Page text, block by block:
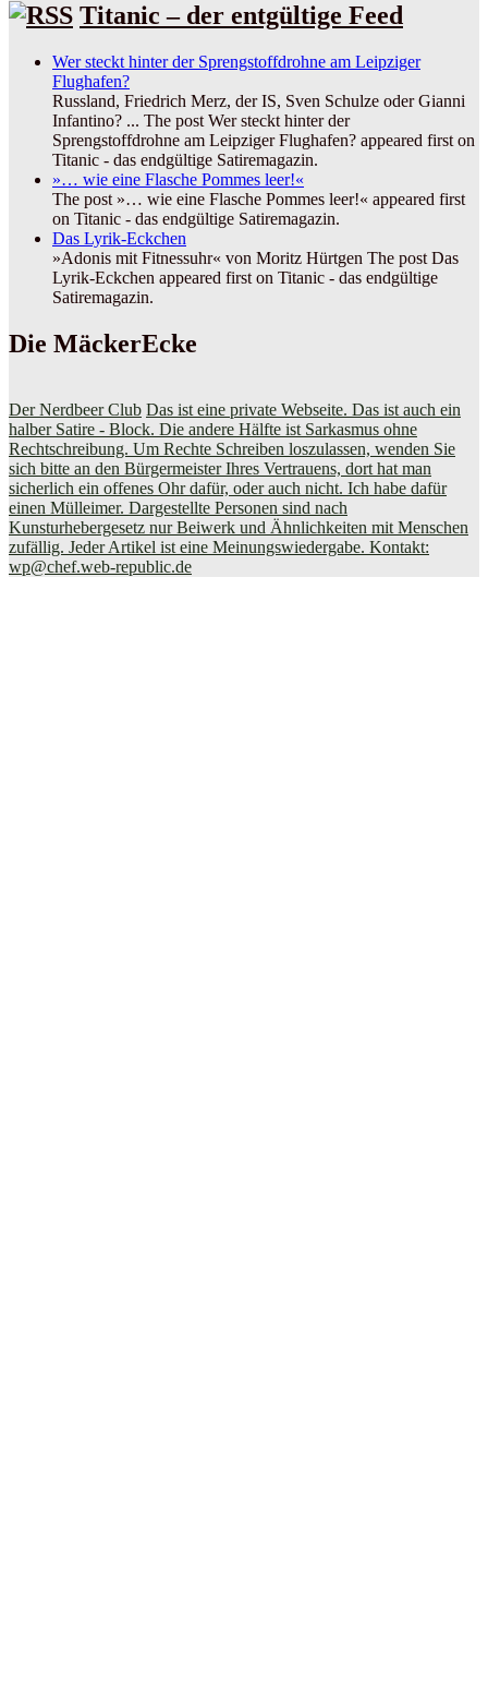
Titanic – der entgültige Feed
Wer steckt hinter der Sprengstoffdrohne am Leipziger
Flughafen?
Russland, Friedrich Merz, der IS, Sven Schulze oder Gianni
Infantino? ... The post Wer steckt hinter der
Sprengstoffdrohne am Leipziger Flughafen? appeared first on
Titanic - das endgültige Satiremagazin.
»… wie eine Flasche Pommes leer!«
The post »… wie eine Flasche Pommes leer!« appeared first
on Titanic - das endgültige Satiremagazin.
Das Lyrik-Eckchen
»Adonis mit Fitnessuhr« von Moritz Hürtgen The post Das
Lyrik-Eckchen appeared first on Titanic - das endgültige
Satiremagazin.
Die MäckerEcke
Der Nerdbeer Club Das ist eine private Webseite. Das ist auch ein
halber Satire - Block. Die andere Hälfte ist Sarkasmus ohne
Rechtschreibung. Um Rechte Schreiben loszulassen, wenden Sie
sich bitte an den Bürgermeister Ihres Vertrauens, dort hat man
sicherlich ein offenes Ohr dafür, oder auch nicht. Ich habe dafür
einen Mülleimer. Dargestellte Personen sind nach
Kunsturhebergesetz nur Beiwerk und Ähnlichkeiten mit Menschen
zufällig. Jeder Artikel ist eine Meinungswiedergabe. Kontakt:
wp@chef.web-republic.de